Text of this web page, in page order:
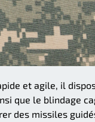
et agile, il
que le blindage
des missiles